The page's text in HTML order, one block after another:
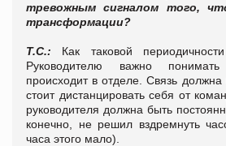
тревожным сигналом того,
трансформации?
Т.С.: Как таковой
Руководителю важно
происходит в отделе. Связь
стоит дистанцировать себя от
руководителя должна быть
конечно, не решил вздремнуть
часа этого мало).